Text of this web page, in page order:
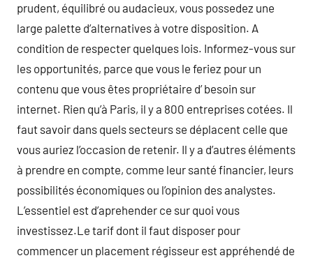
prudent, équilibré ou audacieux, vous possedez une
large palette d’alternatives à votre disposition. A
condition de respecter quelques lois. Informez-vous sur
les opportunités, parce que vous le feriez pour un
contenu que vous êtes propriétaire d’ besoin sur
internet. Rien qu’à Paris, il y a 800 entreprises cotées. Il
faut savoir dans quels secteurs se déplacent celle que
vous auriez l’occasion de retenir. Il y a d’autres éléments
à prendre en compte, comme leur santé financier, leurs
possibilités économiques ou l’opinion des analystes.
L’essentiel est d’aprehender ce sur quoi vous
investissez.Le tarif dont il faut disposer pour
commencer un placement régisseur est appréhendé de